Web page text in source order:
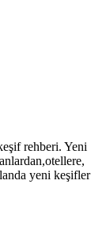
rehberi. Yeni
yeni keşifler